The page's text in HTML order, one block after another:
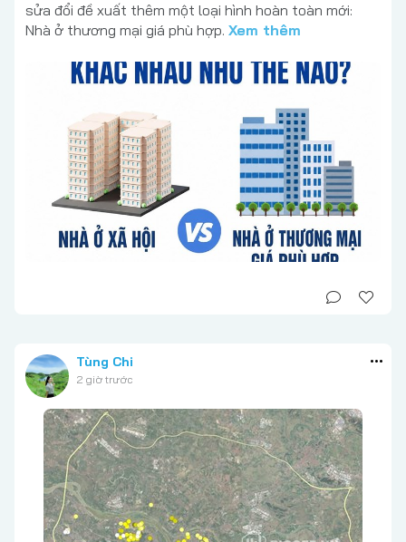
sửa đổi đề xuất thêm một loại hình hoàn toàn mới:
Nhà ở thương mại giá phù hợp. Xem thêm
Tùng Chi
2 giờ trước